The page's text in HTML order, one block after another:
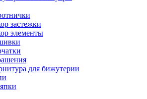
застежки
элементы
для бижутерии